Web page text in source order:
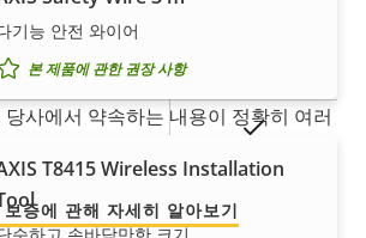
예
모리 카드 슬
기능 안전 와이어
본 제품에 관한 권장 사항
T8415 Wireless Installation
통해 수년간 문제 없이 소유하고, 비용
. 게다가 작은 글귀에 놀랄 일이 숨어
사에서 약속하는 내용이 정확히 여러
증에 관해 자세히 알아보기